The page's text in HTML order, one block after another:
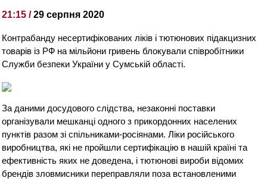
21:15 /29 серпня 2020
Контрабанду несертифікованих ліків і тютюнових підакцизних
товарів із РФ на мільйони гривень блокували співробітники
Служби безпеки України у Сумській області.
За даними досудового слідства, незаконні поставки
організували мешканці одного з прикордонних населених
пунктів разом зі спільниками-росіянами. Ліки російського
виробництва, які не пройшли сертифікацію в нашій країні та
ефективність яких не доведена, і тютюнові вироби відомих
брендів зловмисники переправляли поза встановленими